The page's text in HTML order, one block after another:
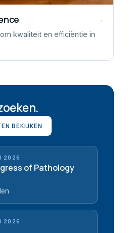
→
kwaliteit en efficiëntie in
BEKIJKEN
2026
of Pathology
2026